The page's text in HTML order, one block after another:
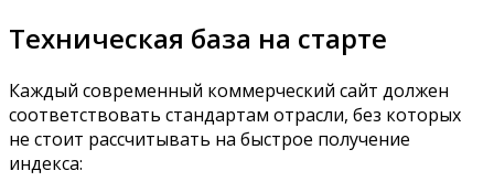
Техническая база на старте
Каждый современный коммерческий сайт должен
соответствовать стандартам отрасли, без которых
не стоит рассчитывать на быстрое получение
индекса: